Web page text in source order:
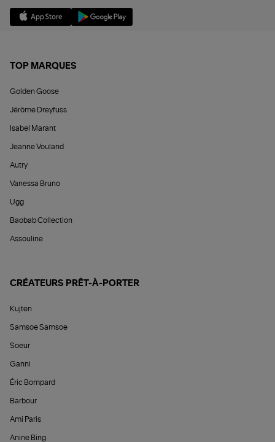
TOP MARQUES
Golden Goose
Jérôme Dreyfuss
Isabel Marant
Jeanne Vouland
Autry
Vanessa Bruno
Ugg
Baobab Collection
Assouline
CRÉATEURS PRÊT-À-PORTER
Kujten
Samsoe Samsoe
Soeur
Ganni
Éric Bompard
Barbour
Ami Paris
Anine Bing